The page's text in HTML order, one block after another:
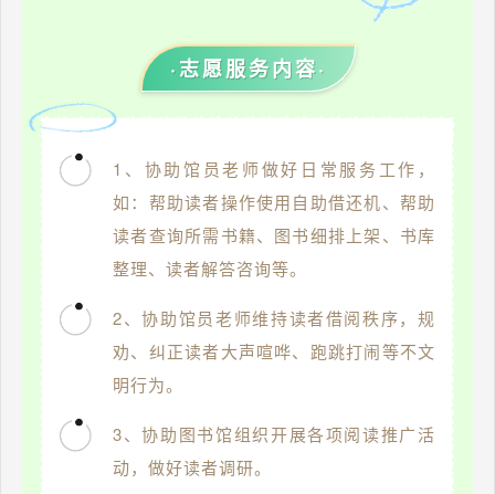
·志愿服务内容·
1、协助馆员老师做好日常服务工作，
如：帮助读者操作使用自助借还机、帮助
读者查询所需书籍、图书细排上架、书库
整理、读者解答咨询等。
2、协助馆员老师维持读者借阅秩序，规
劝、纠正读者大声喧哗、跑跳打闹等不文
明行为。
3、协助图书馆组织开展各项阅读推广活
动，做好读者调研。